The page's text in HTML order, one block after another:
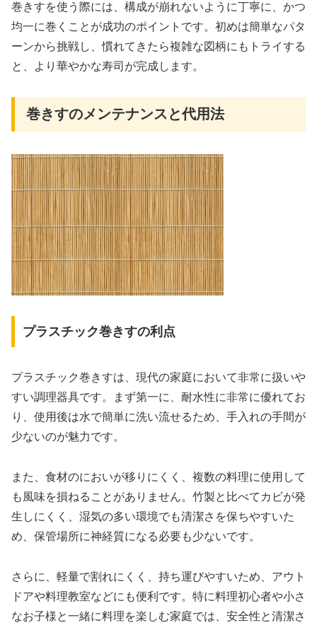
巻きすを使う際には、構成が崩れないように丁寧に、かつ
均一に巻くことが成功のポイントです。初めは簡単なパタ
ーンから挑戦し、慣れてきたら複雑な図柄にもトライする
と、より華やかな寿司が完成します。
巻きすのメンテナンスと代用法
プラスチック巻きすの利点
プラスチック巻きすは、現代の家庭において非常に扱いや
すい調理器具です。まず第一に、耐水性に非常に優れてお
り、使用後は水で簡単に洗い流せるため、手入れの手間が
少ないのが魅力です。
また、食材のにおいが移りにくく、複数の料理に使用して
も風味を損ねることがありません。竹製と比べてカビが発
生しにくく、湿気の多い環境でも清潔さを保ちやすいた
め、保管場所に神経質になる必要も少ないです。
さらに、軽量で割れにくく、持ち運びやすいため、アウト
ドアや料理教室などにも便利です。特に料理初心者や小さ
なお子様と一緒に料理を楽しむ家庭では、安全性と清潔さ